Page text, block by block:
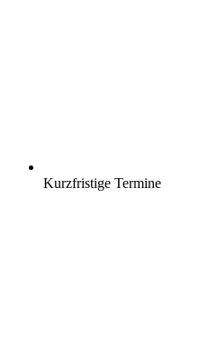
Kurzfristige Termine